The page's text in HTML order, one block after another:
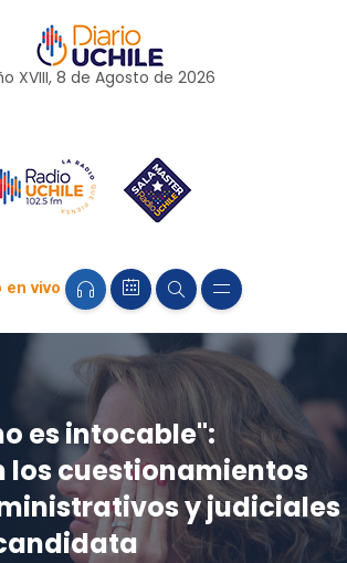
XVIII, 8 de Agosto de 2026
en vivo
es intocable":
los cuestionamientos
y judiciales